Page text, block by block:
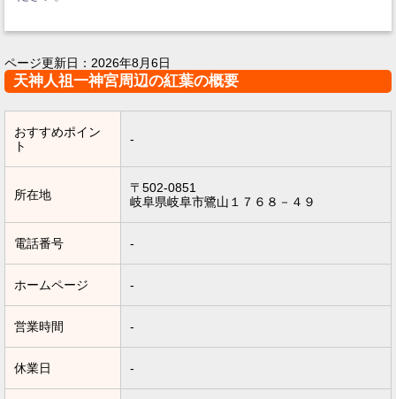
ページ更新日： 2026年8月6日
天神人祖一神宮周辺の紅葉の概要
おすすめポイン
ト
-
所在地
〒502-0851
岐阜県岐阜市鷺山１７６８－４９
電話番号 -
ホームページ -
営業時間 -
休業日 -